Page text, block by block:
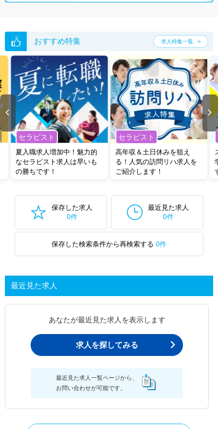
おすすめ特集 求人特集一覧
セラピスト
夏入職求人増加中！魅力的
なセラピスト求人は早いも
の勝ちです！
セラピスト
高年収＆土日休みを狙え
る！人気の訪問リハ求人を
ご紹介します！
保存した求人
0件
最近見た求人
0件
保存した検索条件から再検索する 0件
最近見た求人
あなたが最近見た求人を表示します
求人を探してみる
最近見た求人一覧ページから、
お問い合わせが可能です。